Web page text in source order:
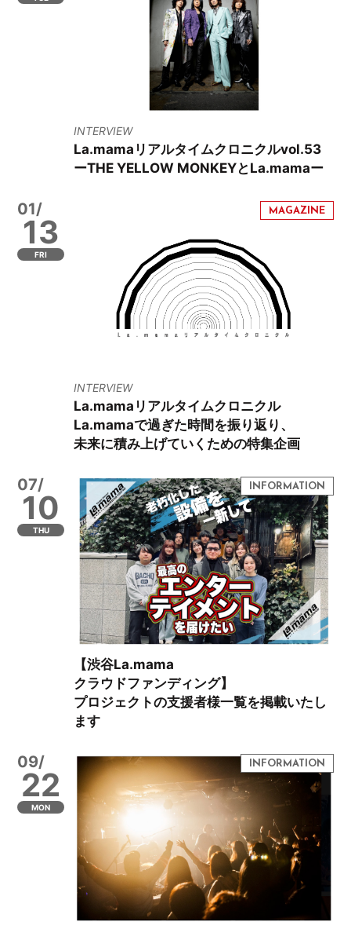
INTERVIEW
La.mamaリアルタイムクロニクルvol.53
ーTHE YELLOW MONKEYとLa.mamaー
01/
13
FRI
INTERVIEW
La.mamaリアルタイムクロニクル
La.mamaで過ぎた時間を振り返り、
未来に積み上げていくための特集企画
07/
10
THU
【渋谷La.mama
クラウドファンディング】
プロジェクトの支援者様一覧を掲載いたし
ます
09/
22
MON